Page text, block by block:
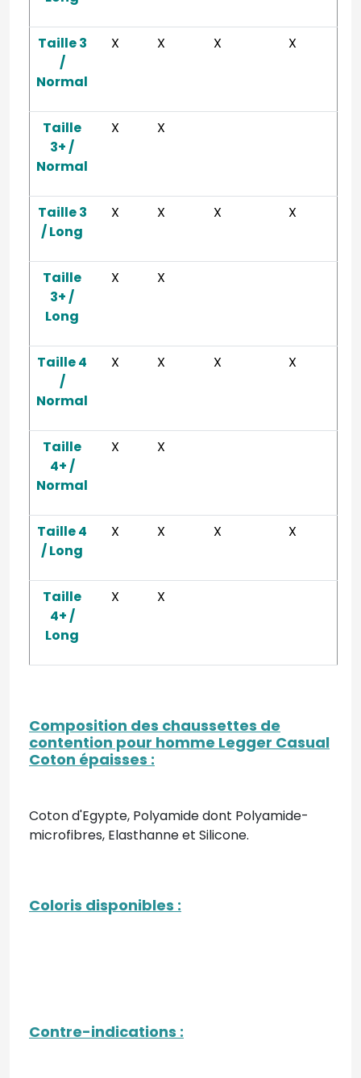
Taille 3
/
Normal
X X X X
Taille
3+ /
Normal
X X
Taille 3
/ Long
X X X X
Taille
3+ /
Long
X X
Taille 4
/
Normal
X X X X
Taille
4+ /
Normal
X X
Taille 4
/ Long
X X X X
Taille
4+ /
Long
X X
Composition des chaussettes de
contention pour homme Legger Casual
Coton épaisses :
Coton d'Egypte, Polyamide dont Polyamide-
microfibres, Elasthanne et Silicone.
Coloris disponibles :
Contre-indications :